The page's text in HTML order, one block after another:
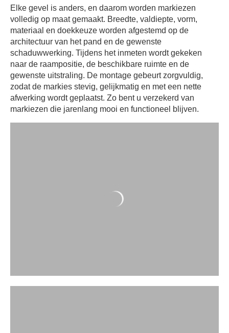
Elke gevel is anders, en daarom worden markiezen
volledig op maat gemaakt. Breedte, valdiepte, vorm,
materiaal en doekkeuze worden afgestemd op de
architectuur van het pand en de gewenste
schaduwwerking. Tijdens het inmeten wordt gekeken
naar de raampositie, de beschikbare ruimte en de
gewenste uitstraling. De montage gebeurt zorgvuldig,
zodat de markies stevig, gelijkmatig en met een nette
afwerking wordt geplaatst. Zo bent u verzekerd van
markiezen die jarenlang mooi en functioneel blijven.